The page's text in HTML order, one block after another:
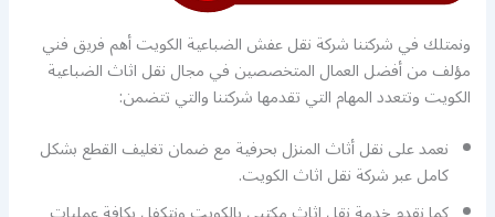
ونمتلك في شركتنا شركة نقل عفش الضباعية الكويت أهم فريق فني
مؤلف من أفضل العمال المتخصصين في مجال نقل اثاث الضباعية
الكويت وتتعدد المهام التي تقدمها شركتنا والتي تتضمن:
نعمد على نقل أثاث المنزل بحرفية مع ضمان تغليف القطع بشكل
كامل عبر شركة نقل اثاث الكويت.